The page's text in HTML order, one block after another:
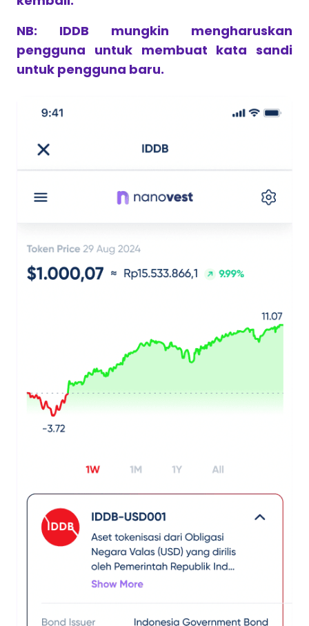
NB: IDDB mungkin mengharuskan
pengguna untuk membuat kata sandi
untuk pengguna baru.